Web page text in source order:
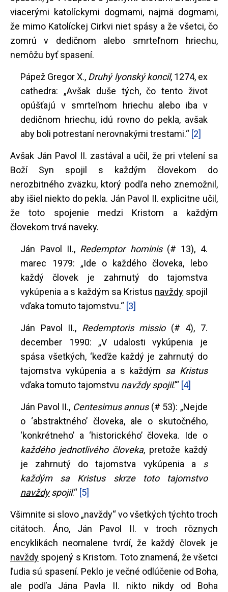
viacerými katolíckymi dogmami, najmä dogmami,
že mimo Katolíckej Cirkvi niet spásy a že všetci, čo
zomrú v dedičnom alebo smrteľnom hriechu,
nemôžu byť spasení.
Pápež Gregor X., Druhý lyonský koncil, 1274, ex
cathedra: „Avšak duše tých, čo tento život
opúšťajú v smrteľnom hriechu alebo iba v
dedičnom hriechu, idú rovno do pekla, avšak
aby boli potrestaní nerovnakými trestami.“ [2]
Avšak Ján Pavol II. zastával a učil, že pri vtelení sa
Boží Syn spojil s každým človekom do
nerozbitného zväzku, ktorý podľa neho znemožnil,
aby išiel niekto do pekla. Ján Pavol II. explicitne učil,
že toto spojenie medzi Kristom a každým
človekom trvá naveky.
Ján Pavol II., Redemptor hominis (# 13), 4.
marec 1979: „Ide o každého človeka, lebo
každý človek je zahrnutý do tajomstva
vykúpenia a s každým sa Kristus navždy spojil
vďaka tomuto tajomstvu.“ [3]
Ján Pavol II., Redemptoris missio (# 4), 7.
december 1990: „V udalosti vykúpenia je
spása všetkých, ‘keďže každý je zahrnutý do
tajomstva vykúpenia a s každým sa Kristus
vďaka tomuto tajomstvu navždyspojil.’“ [4]
Ján Pavol II., Centesimus annus (# 53): „Nejde
o ‘abstraktného’ človeka, ale o skutočného,
‘konkrétneho’ a ‘historického’ človeka. Ide o
každého jednotlivého človeka, pretože každý
je zahrnutý do tajomstva vykúpenia a s
každým sa Kristus skrze toto tajomstvo
navždyspojil.“ [5]
Všimnite si slovo „navždy“ vo všetkých týchto troch
citátoch. Áno, Ján Pavol II. v troch rôznych
encyklikách neomalene tvrdí, že každý človek je
navždy spojený s Kristom. Toto znamená, že všetci
ľudia sú spasení. Peklo je večné odlúčenie od Boha,
ale podľa Jána Pavla II. nikto nikdy od Boha